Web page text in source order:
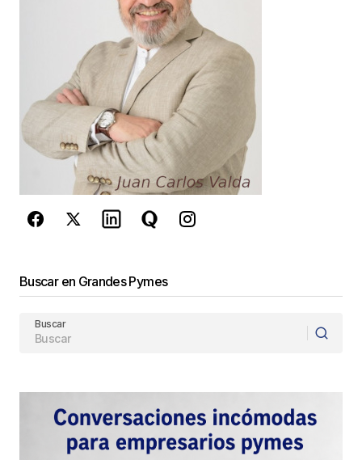
Guarda mi nombre, correo electrónico y web en
este navegador para la próxima vez que
comente.
Este sitio esta protegido por
reCAPTCHA y la
Política de
privacidady losTérminos del servicio
de Googlese aplican.
Enviar Comentario
Buscar en Grandes Pymes
Buscar